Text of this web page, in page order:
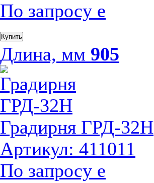
По запросу е
Купить
Длина, мм 905
Градирня ГРД-32Н
Артикул: 411011
По запросу е